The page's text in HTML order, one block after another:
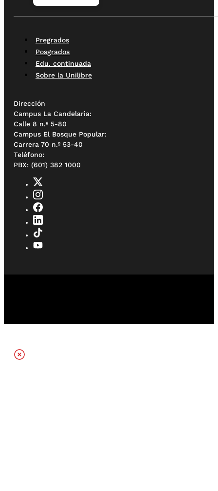
Pregrados
Posgrados
Edu. continuada
Sobre la Unilibre
Dirección
Campus La Candelaria:
Calle 8 n.º 5-80
Campus El Bosque Popular:
Carrera 70 n.º 53-40
Teléfono:
PBX: (601) 382 1000